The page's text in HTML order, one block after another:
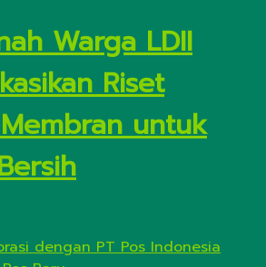
Warga LDII
Riset
untuk